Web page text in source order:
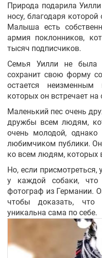
Природа подарила
носу, благодаря
Малыша есть
армия поклонников,
тысяч подписчиков.
Семья Уилли не была
сохранит свою форму
остается
которых он встречает на
Маленький пес очень
дружбы всем людям,
очень молодой, однако
любимчиком публики.
ко всем людям, которых
Но, если присмотреться,
у каждой собаки,
фотограф из Германии.
чтобы доказать,
уникальна сама по себе.